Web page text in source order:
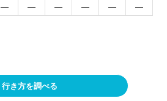
― ― ― ― ―
―
行き方を調べる